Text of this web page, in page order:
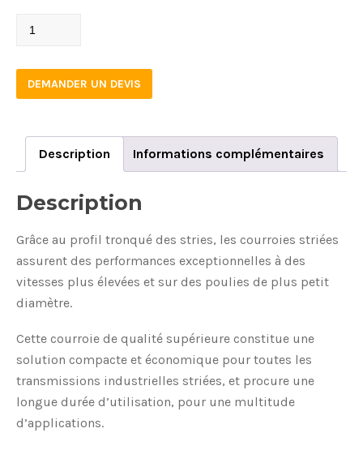
PL2070/16
DEMANDER UN DEVIS
Description Informations complémentaires
Description
Grâce au profil tronqué des stries, les courroies striées
assurent des performances exceptionnelles à des
vitesses plus élevées et sur des poulies de plus petit
diamètre.
Cette courroie de qualité supérieure constitue une
solution compacte et économique pour toutes les
transmissions industrielles striées, et procure une
longue durée d’utilisation, pour une multitude
d’applications.